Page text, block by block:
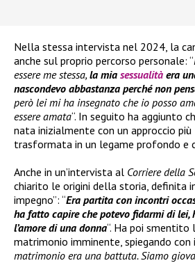
Nella stessa intervista nel 2024, la
anche sul proprio percorso personale: “
essere me stessa, la mia sessualità era
nascondevo abbastanza perché non
però lei mi ha insegnato che io posso
essere amata“. In seguito ha aggiunto
nata inizialmente con un approccio più
trasformata in un legame profondo e
Anche in un’intervista al Corriere della
chiarito le origini della storia, definita
impegno”: “Era partita con incontri
ha fatto capire che potevo fidarmi di lei,
l’amore di una donna“. Ha poi smentito
matrimonio imminente, spiegando con
matrimonio era una battuta. Siamo